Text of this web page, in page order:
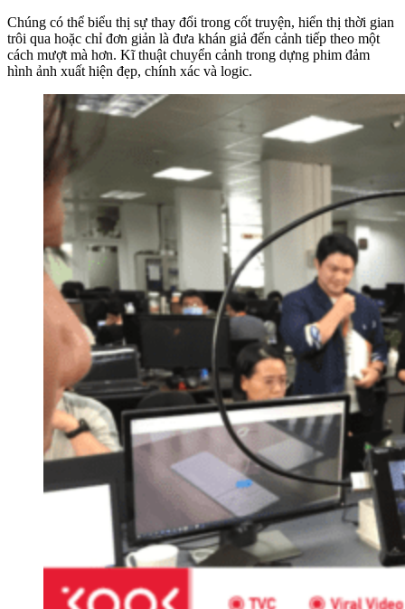
Chúng có thể biểu thị sự thay đổi trong cốt truyện, hiển thị thời gian
trôi qua hoặc chỉ đơn giản là đưa khán giả đến cảnh tiếp theo một
cách mượt mà hơn. Kĩ thuật chuyển cảnh trong dựng phim đảm
hình ảnh xuất hiện đẹp, chính xác và logic.